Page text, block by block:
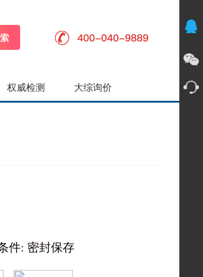
权威检测 大综询价
件: 密封保存